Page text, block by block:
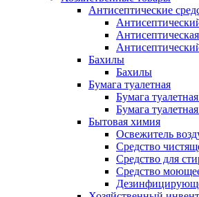
Антисептические
Бахилы
Бахилы
Бумага туалетная
Бумага
Бумага
Бытовая химия
Освежитель
Средство
Средство для
Средство